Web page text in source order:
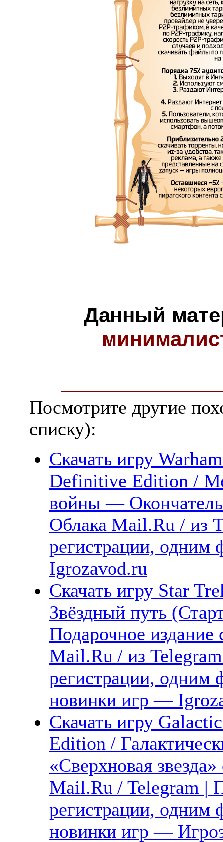
Данный
Посмотрите другие
списку):
Скачать игру
Definitive Edition /
войны —
Облака Mail.Ru / из
регистрации,
Igrozavod.ru
Скачать игру Star
Звёздный путь
Подарочное
Mail.Ru / из
регистрации, одним
новинки игр —
Скачать игру
Edition /
«Сверхновая
Mail.Ru / Telegram |
регистрации, одним
новинки игр —